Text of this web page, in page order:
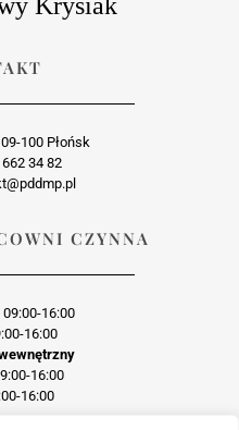
100 Płońsk
34 82
CZYNNA
09:00-16:00
16:00
16:00
16:00